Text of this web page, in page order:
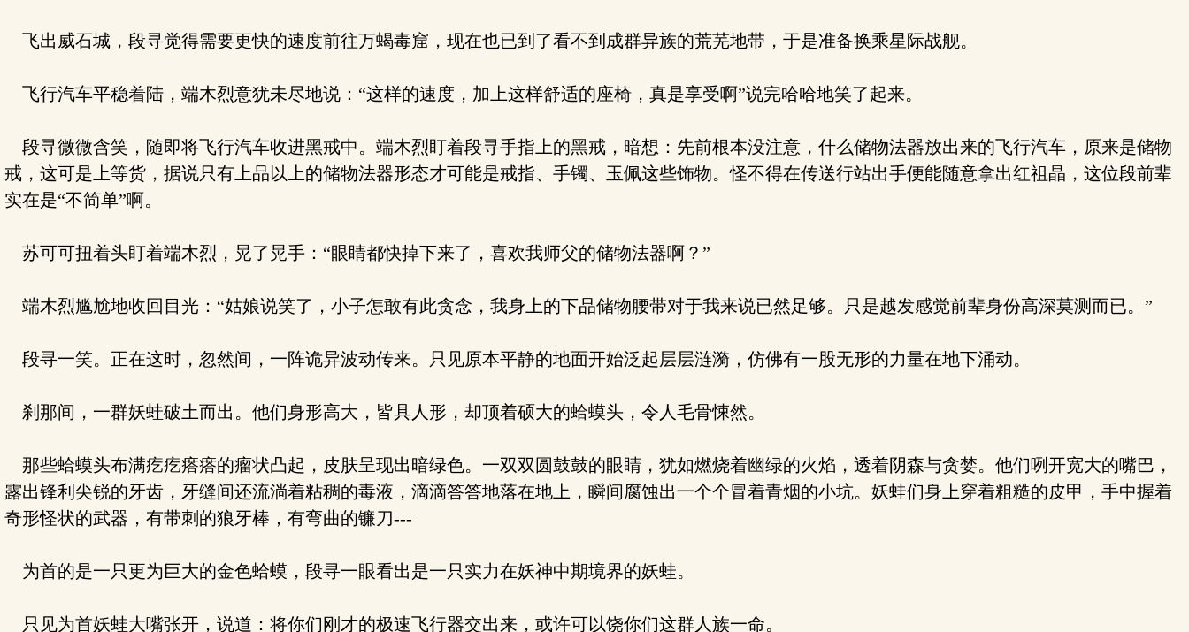
飞出威石城，段寻觉得需要更快的速度前往万蝎毒窟，现在也已到了看不到成群异族的荒芜地带，于是准备换乘星际战舰。
飞行汽车平稳着陆，端木烈意犹未尽地说：“这样的速度，加上这样舒适的座椅，真是享受啊”说完哈哈地笑了起来。
段寻微微含笑，随即将飞行汽车收进黑戒中。端木烈盯着段寻手指上的黑戒，暗想：先前根本没注意，什么储物法器放出来的飞行汽车，原来是储物
戒，这可是上等货，据说只有上品以上的储物法器形态才可能是戒指、手镯、玉佩这些饰物。怪不得在传送行站出手便能随意拿出红祖晶，这位段前辈
实在是“不简单”啊。
苏可可扭着头盯着端木烈，晃了晃手：“眼睛都快掉下来了，喜欢我师父的储物法器啊？”
端木烈尴尬地收回目光：“姑娘说笑了，小子怎敢有此贪念，我身上的下品储物腰带对于我来说已然足够。只是越发感觉前辈身份高深莫测而已。”
段寻一笑。正在这时，忽然间，一阵诡异波动传来。只见原本平静的地面开始泛起层层涟漪，仿佛有一股无形的力量在地下涌动。
刹那间，一群妖蛙破土而出。他们身形高大，皆具人形，却顶着硕大的蛤蟆头，令人毛骨悚然。
那些蛤蟆头布满疙疙瘩瘩的瘤状凸起，皮肤呈现出暗绿色。一双双圆鼓鼓的眼睛，犹如燃烧着幽绿的火焰，透着阴森与贪婪。他们咧开宽大的嘴巴，
露出锋利尖锐的牙齿，牙缝间还流淌着粘稠的毒液，滴滴答答地落在地上，瞬间腐蚀出一个个冒着青烟的小坑。妖蛙们身上穿着粗糙的皮甲，手中握着
奇形怪状的武器，有带刺的狼牙棒，有弯曲的镰刀---
为首的是一只更为巨大的金色蛤蟆，段寻一眼看出是一只实力在妖神中期境界的妖蛙。
只见为首妖蛙大嘴张开，说道：将你们刚才的极速飞行器交出来，或许可以饶你们这群人族一命。